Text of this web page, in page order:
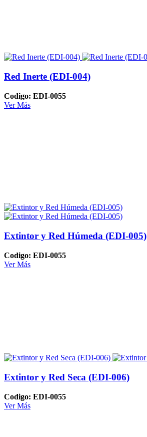
Red Inerte (EDI-004)
Codigo: EDI-0055
Ver Más
Extintor y Red Húmeda (EDI-005)
Codigo: EDI-0055
Ver Más
Extintor y Red Seca (EDI-006)
Codigo: EDI-0055
Ver Más